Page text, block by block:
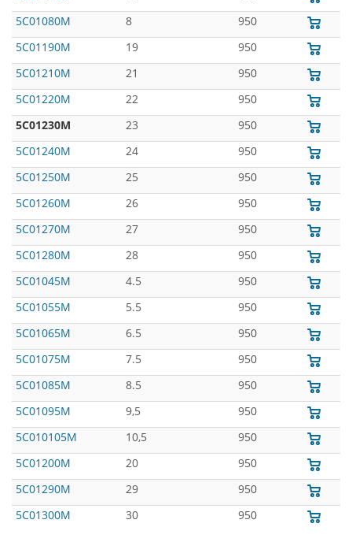
5C01080M
8
950
5C01190M
19
950
5C01210M
21
950
5C01220M
22
950
5C01230M
23
950
5C01240M
24
950
5C01250M
25
950
5C01260M
26
950
5C01270M
27
950
5C01280M
28
950
5C01045M
4.5
950
5C01055M
5.5
950
5C01065M
6.5
950
5C01075M
7.5
950
5C01085M
8.5
950
5C01095M
9,5
950
5C010105M
10,5
950
5C01200M
20
950
5C01290M
29
950
5C01300M
30 950